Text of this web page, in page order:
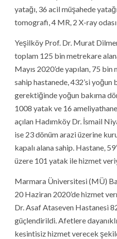
yatağı, 36 acil müşahede
tomografi, 4 MR, 2 X-ray
Yeşilköy Prof. Dr. Murat
toplam 125 bin metrekare
Mayıs 2020’de yapılan, 75
sahip hastanede, 432’si yoğun
gerektiğinde yoğun bakıma
1008 yatak ve 16
açılan Hadımköy Dr. İsmail
ise 23 dönüm arazi üzerine
kapalı alana sahip. Hastane,
üzere 101 yatak ile hizmet
Marmara Üniversitesi (MÜ)
20 Haziran 2020’de hizmet
Dr. Asaf Ataseven Hastanesi
güçlendirildi. Afetlere
kesintisiz hizmet verecek